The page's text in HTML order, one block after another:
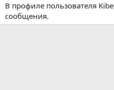
В профиле пользователя
сообщения.